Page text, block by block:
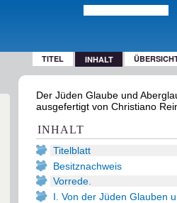
TITEL INHALT
Der Jüden Glaube und
ausgefertigt von Christiano
INHALT
Titelblatt
Besitznachweis
Vorrede.
I. Von der Jüden Glauben